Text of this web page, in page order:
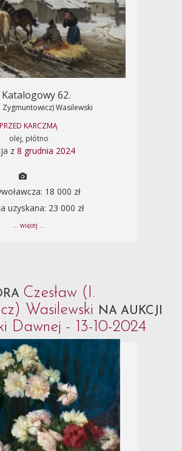
62.
Zygmuntowicz) Wasilewski
PRZED KARCZMĄ
olej, płótno
z 8 grudnia 2024
18 000 zł
uzyskana: 23 000 zł
... więcej ...
Czesław (I.
Wasilewski NA AUKCJI
Dawnej - 13-10-2024